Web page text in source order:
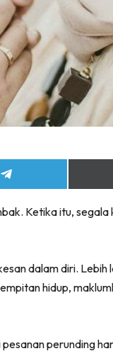
Share
on
Ketika itu,
dalam diri. Lebih
hidup,
perunding